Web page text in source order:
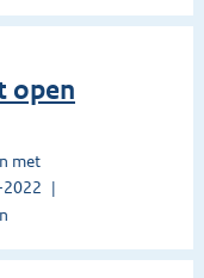
open
met